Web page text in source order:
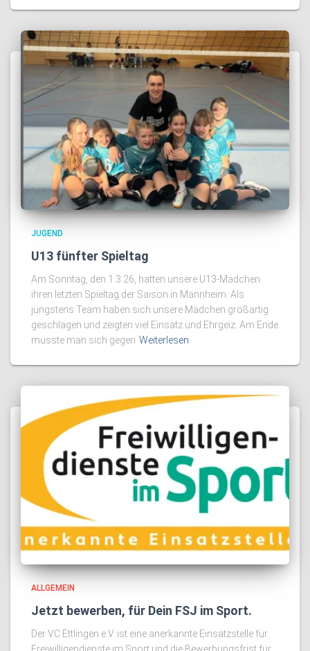
JUGEND
U13 fünfter Spieltag
Am Sonntag, den 1.3.26, hatten unsere U13-Mädchen
ihren letzten Spieltag der Saison in Mannheim. Als
jüngstens Team haben sich unsere Mädchen großartig
geschlagen und zeigten viel Einsatz und Ehrgeiz. Am Ende
musste man sich gegen Weiterlesen
ALLGEMEIN
Jetzt bewerben, für Dein FSJ im Sport.
Der VC Ettlingen e.V. ist eine anerkannte Einsatzstelle für